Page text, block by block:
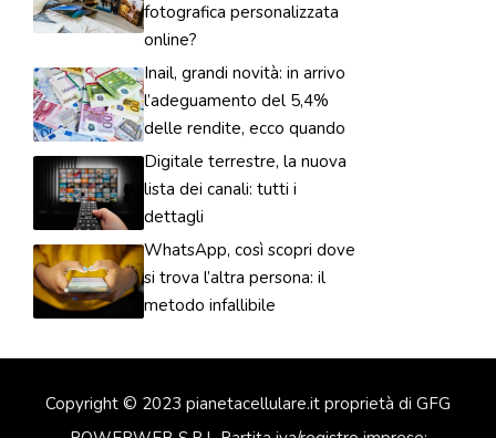
fotografica personalizzata
online?
Inail, grandi novità: in arrivo
l’adeguamento del 5,4%
delle rendite, ecco quando
Digitale terrestre, la nuova
lista dei canali: tutti i
dettagli
WhatsApp, così scopri dove
si trova l’altra persona: il
metodo infallibile
Copyright © 2023 pianetacellulare.it proprietà di GFG